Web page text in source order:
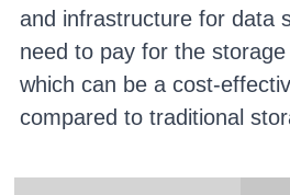
and infrastructure for data
need to pay for the
which can be a cost-
compared to traditional